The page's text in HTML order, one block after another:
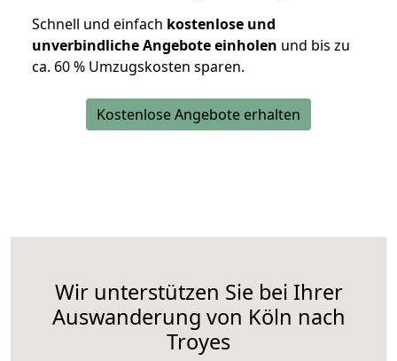
Schnell und einfach kostenlose und
unverbindliche Angebote einholen und bis zu
ca. 60 % Umzugskosten sparen.
Kostenlose Angebote erhalten
Wir unterstützen Sie bei Ihrer
Auswanderung von Köln nach
Troyes